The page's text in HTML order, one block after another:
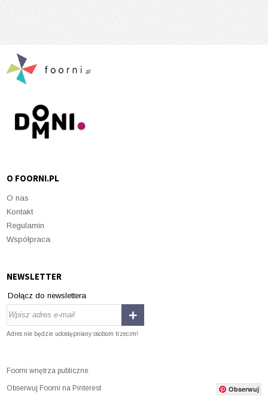
O FOORNI.PL
O nas
Kontakt
Regulamin
Współpraca
NEWSLETTER
Dołącz do newslettera
Adres nie będzie udostępniany osobom trzecim!
Foorni wnętrza publiczne
Obserwuj Foorni na Pinterest Obserwuj